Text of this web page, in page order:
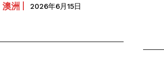
澳洲 2026年6月15日